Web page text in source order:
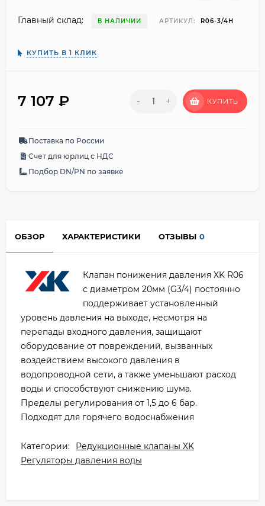
Главный склад: В НАЛИЧИИ АРТИКУЛ: R06-3/4H
КУПИТЬ В 1 КЛИК
7 107 ₽ - + КУПИТЬ
Поставка по России
Счет для юрлиц с НДС
Подбор DN/PN по заявке
ОБЗОР ХАРАКТЕРИСТИКИ ОТЗЫВЫ 0
Клапан понижения давления XK R06
с диаметром 20мм (G3/4) постоянно
поддерживает установленный
уровень давления на выходе, несмотря на
перепады входного давления, защищают
оборудование от повреждений, вызванных
воздействием высокого давления в
водопроводной сети, а также уменьшают расход
воды и способствуют снижению шума.
Пределы регулирования от 1,5 до 6 бар.
Подходят для горячего водоснабжения
Категории:
Редукционные клапаны XK
Регуляторы давления воды